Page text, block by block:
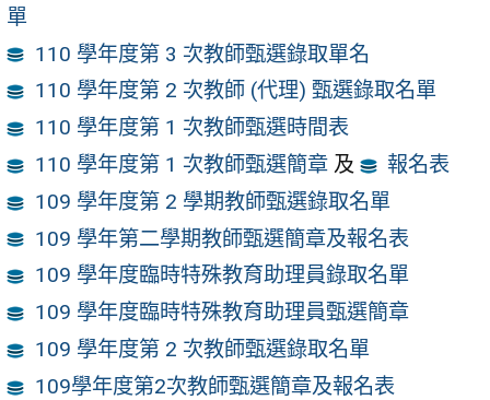
單
110 學年度第 3 次教師甄選錄取單名
110 學年度第 2 次教師 (代理) 甄選錄取名單
110 學年度第 1 次教師甄選時間表
110 學年度第 1 次教師甄選簡章 及
報名表
109 學年度第 2 學期教師甄選錄取名單
109 學年第二學期教師甄選簡章及報名表
109 學年度臨時特殊教育助理員錄取名單
109 學年度臨時特殊教育助理員甄選簡章
109 學年度第 2 次教師甄選錄取名單
109學年度第2次教師甄選簡章及報名表